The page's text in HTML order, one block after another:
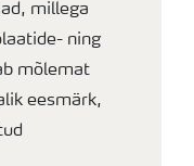
millega
ning
mõlemat
eesmärk,